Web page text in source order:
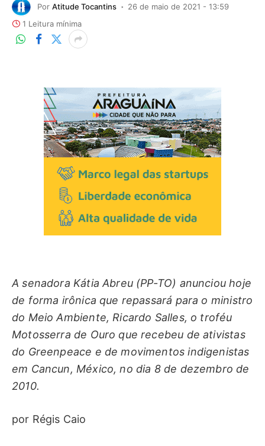
Por Atitude Tocantins
26 de maio de 2021 - 13:59
1 Leitura mínima
A senadora Kátia Abreu (PP-TO) anunciou hoje
de forma irônica que repassará para o ministro
do Meio Ambiente, Ricardo Salles, o troféu
Motosserra de Ouro que recebeu de ativistas
do Greenpeace e de movimentos indigenistas
em Cancun, México, no dia 8 de dezembro de
2010.
por Régis Caio